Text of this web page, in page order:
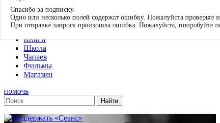
О нас
Журнал
Книги
Школа
Чапаев
Фильмы
Магазин
помочь
Спасибо за подписку.
Одно или несколько полей содержат ошибку. Пожалуйста проверьте
При отправке запроса произошла ошибка. Пожалуйста, попробуйте